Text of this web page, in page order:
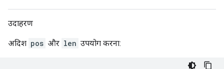
उदाहरण
अदिश pos और len उपयोग करना: